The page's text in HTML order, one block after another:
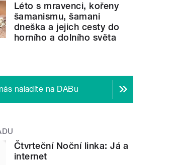
Léto s mravenci, kořeny
šamanismu, šamani
dneška a jejich cesty do
horního a dolního světa
naladíte na DABu
Čtvrteční Noční linka: Já a
internet